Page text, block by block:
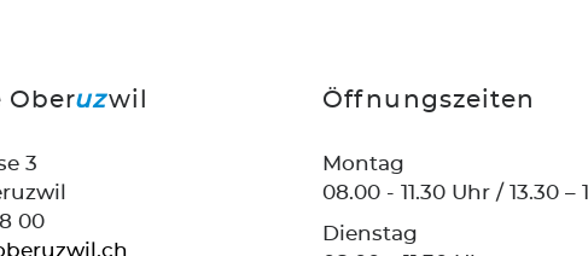
Oberuzwil
3
00
Öffnungszeiten
Montag
08.00 - 11.30 Uhr / 13.30 –
Dienstag